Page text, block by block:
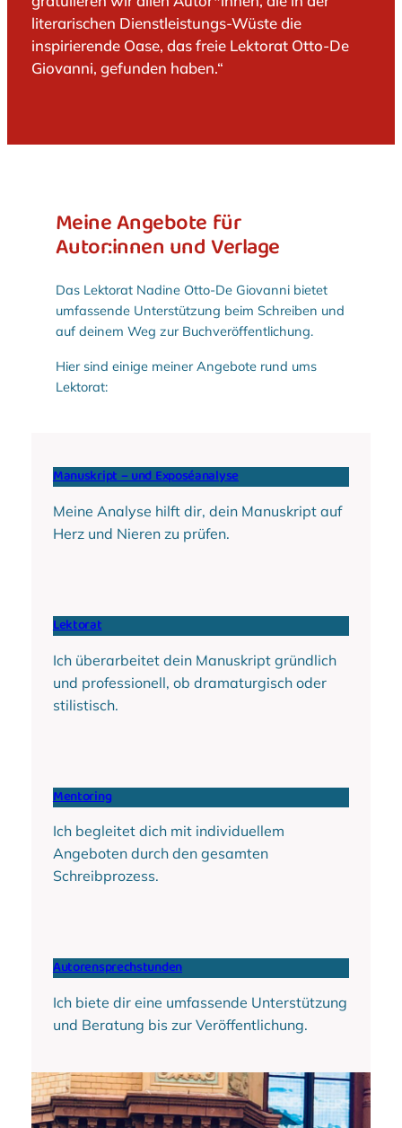
literarischen Dienstleistungs-Wüste die
inspirierende Oase, das freie Lektorat Otto-De
Giovanni, gefunden haben.“
Meine Angebote für
Autor:innen und Verlage
Das Lektorat Nadine Otto-De Giovanni bietet
umfassende Unterstützung beim Schreiben und
auf deinem Weg zur Buchveröffentlichung.
Hier sind einige meiner Angebote rund ums
Lektorat:
Manuskript – und Exposéanalyse
Meine Analyse hilft dir, dein Manuskript auf
Herz und Nieren zu prüfen.
Lektorat
Ich überarbeitet dein Manuskript gründlich
und professionell, ob dramaturgisch oder
stilistisch.
Mentoring
Ich begleitet dich mit individuellem
Angeboten durch den gesamten
Schreibprozess.
Autorensprechstunden
Ich biete dir eine umfassende Unterstützung
und Beratung bis zur Veröffentlichung.